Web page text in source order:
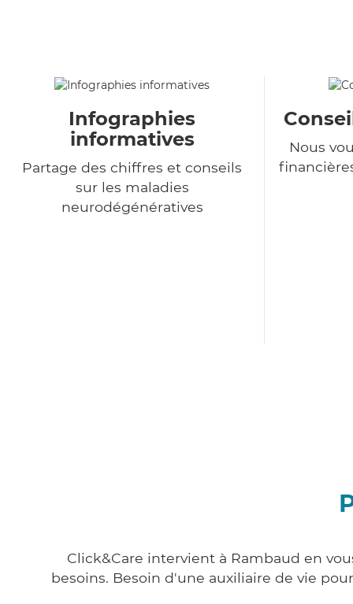
Infographies
informatives
Partage des chiffres et conseils
sur les maladies
neurodégénératives
Nous
Click&Care intervient à Rambaud en
besoins. Besoin d'une auxiliaire de vie